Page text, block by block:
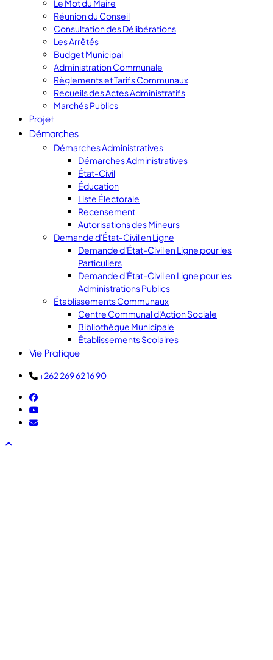
Le Mot du Maire
Réunion du Conseil
Consultation des Délibérations
Les Arrêtés
Budget Municipal
Administration Communale
Règlements et Tarifs Communaux
Recueils des Actes Administratifs
Marchés Publics
Projet
Démarches
Démarches Administratives
Démarches Administratives
État-Civil
Éducation
Liste Électorale
Recensement
Autorisations des Mineurs
Demande d'État-Civil en Ligne
Demande d'État-Civil en Ligne pour les
Particuliers
Demande d'État-Civil en Ligne pour les
Administrations Publics
Établissements Communaux
Centre Communal d'Action Sociale
Bibliothèque Municipale
Établissements Scolaires
Vie Pratique
+262 269 62 16 90